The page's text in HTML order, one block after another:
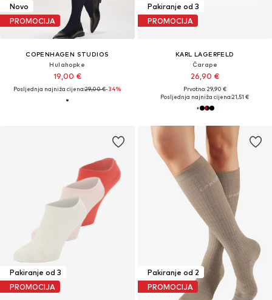
Novo
PROMOCIJA
COPENHAGEN STUDIOS
Hulahopke
19,00 €
Posljednja najniža cijena:29,00 €-34%
Pakiranje od 3
PROMOCIJA
KARL LAGERFELD
Čarape
26,90 €
Prvotno: 29,90 €
Posljednja najniža cijena:21,51 €
Pakiranje od 3
PROMOCIJA
Pakiranje od 2
PROMOCIJA